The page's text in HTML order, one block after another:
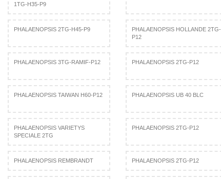
1TG-H35-P9
PHALAENOPSIS 2TG-H45-P9
PHALAENOPSIS HOLLANDE 2TG-
P12
PHALAENOPSIS 3TG-RAMIF-P12 PHALAENOPSIS 2TG-P12
PHALAENOPSIS TAIWAN H60-P12 PHALAENOPSIS UB 40 BLC
PHALAENOPSIS VARIETYS
SPECIALE 2TG
PHALAENOPSIS 2TG-P12
PHALAENOPSIS REMBRANDT PHALAENOPSIS 2TG-P12